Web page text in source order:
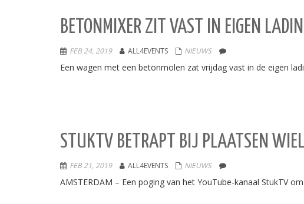
BETONMIXER ZIT VAST IN EIGEN
FEB 24, 2019 ALL4EVENTS NIEUWS
Een wagen met een betonmolen zat vrijdag vast in de eigen
STUKTV BETRAPT BIJ PLAATSEN
FEB 21, 2019 ALL4EVENTS NIEUWS
AMSTERDAM – Een poging van het YouTube-kanaal StukTV